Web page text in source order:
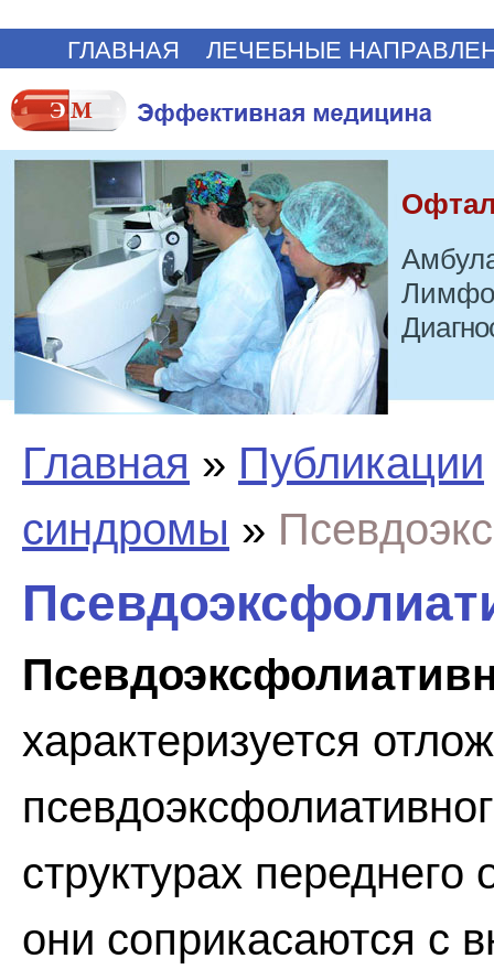
ГЛАВНАЯ ЛЕЧЕБНЫЕ
Главная » Публикации
синдромы »
характеризуется
структурах переднего
они соприкасаются с